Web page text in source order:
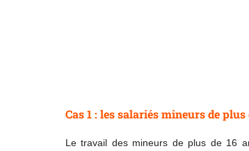
Cas 1 : les salariés mineurs de plus
Le travail des mineurs de plus de 16